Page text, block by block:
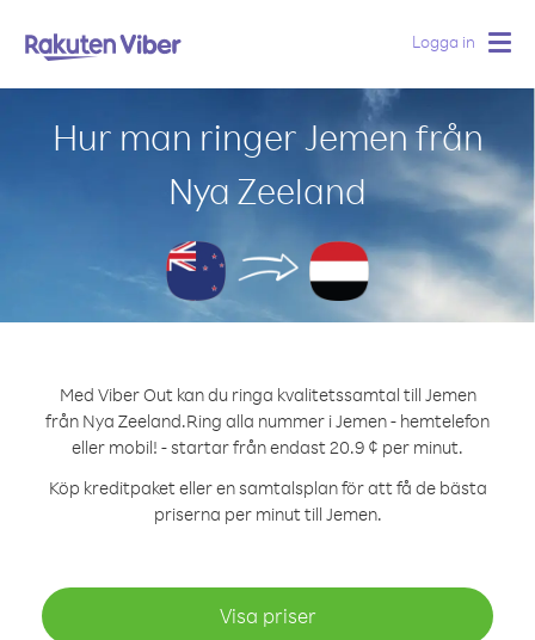
Logga in
Hur man ringer Jemen från
Nya Zeeland
Med Viber Out kan du ringa kvalitetssamtal till Jemen
från Nya Zeeland.Ring alla nummer i Jemen - hemtelefon
eller mobil! - startar från endast 20.9 ¢ per minut.
Köp kreditpaket eller en samtalsplan för att få de bästa
priserna per minut till Jemen.
Visa priser